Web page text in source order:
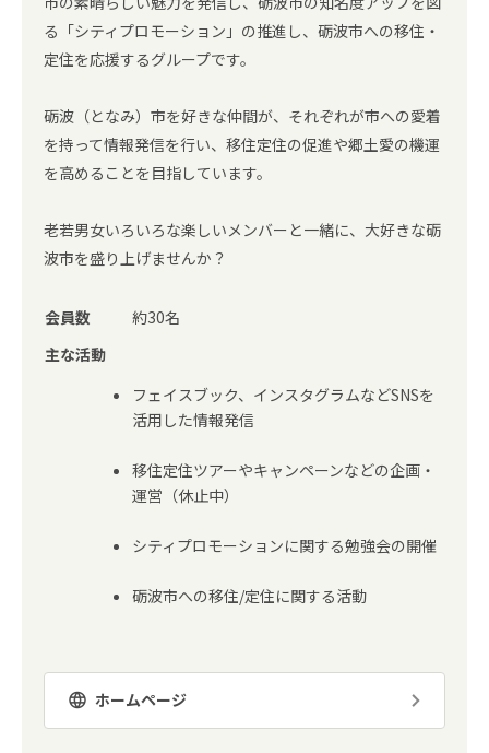
る「シティプロモーション」の推進し、砺波市への移住・
定住を応援するグループです。
砺波（となみ）市を好きな仲間が、それぞれが市への愛着
を持って情報発信を行い、移住定住の促進や郷土愛の機運
を高めることを目指しています。
老若男女いろいろな楽しいメンバーと一緒に、大好きな砺
波市を盛り上げませんか？
会員数
約30名
主な活動
フェイスブック、インスタグラムなどSNSを
活用した情報発信
移住定住ツアーやキャンペーンなどの企画・
運営（休止中）
シティプロモーションに関する勉強会の開催
砺波市への移住/定住に関する活動
ホームページ